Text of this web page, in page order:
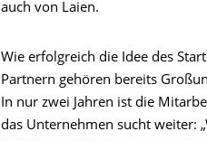
auch von Laien.
Wie erfolgreich die Idee des
Partnern gehören bereits
In nur zwei Jahren ist die
das Unternehmen sucht weiter: